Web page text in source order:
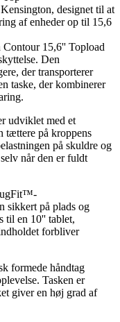
designet til at
af enheder op til 15,6
15,6'' Topload
Den
der transporterer
taske, der kombinerer
udviklet med et
tættere på kroppens
på skuldre og
når den er fuldt
sikkert på plads og
til en 10'' tablet,
forbliver
formede håndtag
Tasken er
giver en høj grad af